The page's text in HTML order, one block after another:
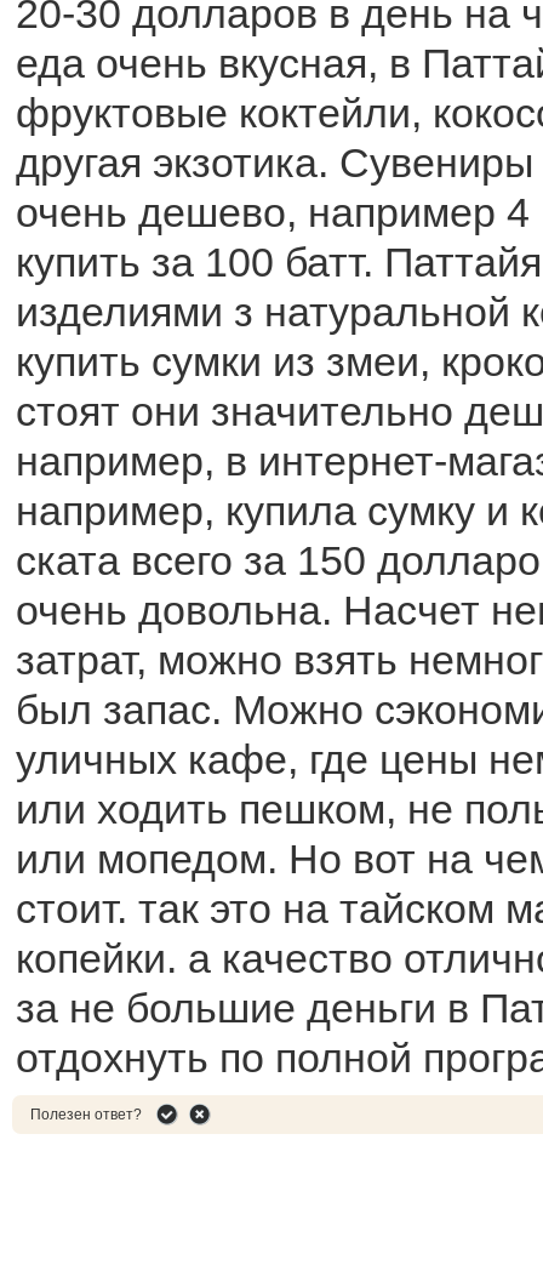
20-30 долларов в день на
еда очень вкусная, в
фруктовые коктейли,
другая экзотика.
очень дешево, например 4
купить за 100 батт.
изделиями з натуральной
купить сумки из змеи,
стоят они значительно
например, в интернет-
например, купила сумку и
ската всего за 150
очень довольна. Насчет
затрат, можно взять
был запас. Можно
уличных кафе, где цены
или ходить пешком, не
или мопедом. Но вот на
стоит. так это на тайском
копейки. а качество
за не большие деньги в
отдохнуть по полной
Полезен ответ?